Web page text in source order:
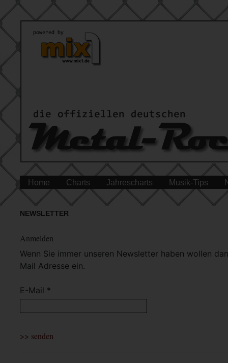
Home Charts Jahrescharts Musik-Tips
NEWSLETTER
Anmelden
Wenn Sie immer unseren Newsletter haben wollen
Mail Adresse ein.
E-Mail *